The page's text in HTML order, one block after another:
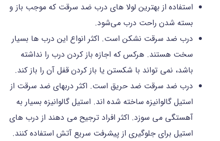
استفاده از بهترین لولا های درب ضد سرقت که موجب باز و
بسته شدن راحت درب می‌شود.
درب ضد سرقت نشکن است. اکثر انواع این درب ها بسیار
سخت هستند. هرکس که اجازه باز کردن درب را نداشته
باشد، نمی تواند با شکستن یا باز کردن قفل آن را باز کند.
درب ضد سرقت ضد حریق است. اکثر دربهای ضد سرقت از
استیل گالوانیزه ساخته شده اند. استیل گالوانیزه بسیار به
آهستگی می سوزد. اکثر افراد ترجیح می دهند از درب های
استیل برای جلوگیری از پیشرفت سریع آتش استفاده کنند.